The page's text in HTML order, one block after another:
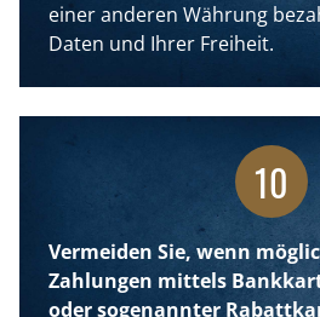
einer anderen Währung
Daten und Ihrer Freiheit.
10
Vermeiden Sie, wenn
Zahlungen mittels
oder sogenannter